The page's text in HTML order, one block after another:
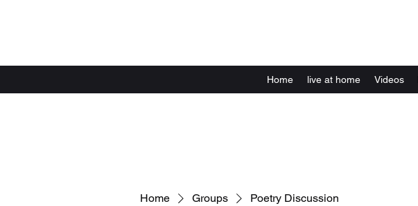
Home live at home Videos
Home Groups Poetry Discussion